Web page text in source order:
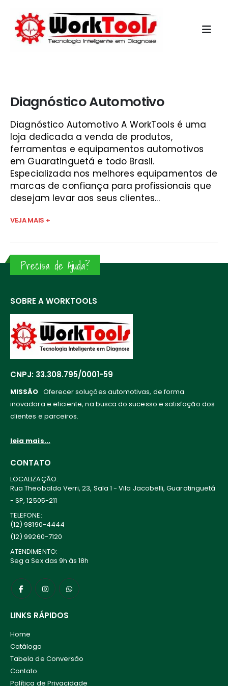
Diagnóstico Automotivo
Diagnóstico Automotivo A WorkTools é uma
loja dedicada a venda de produtos,
ferramentas e equipamentos automotivos
em Guaratinguetá e todo Brasil.
Especializada nos melhores equipamentos de
marcas de confiança para profissionais que
desejam levar aos seus clientes...
VEJA MAIS +
Precisa de Ajuda?
SOBRE A WORKTOOLS
CNPJ: 33.308.795/0001-59
MISSÃO Oferecer soluções automotivas, de forma
inovadora e eficiente, na busca do sucesso e satisfação dos
clientes e parceiros.
leia mais...
CONTATO
LOCALIZAÇÃO:
Rua Theobaldo Verri, 23, Sala 1 - Vila Jacobelli, Guaratinguetá
- SP, 12505-211
TELEFONE:
(12) 98190-4444
(12) 99260-7120
ATENDIMENTO:
Seg a Sex das 9h às 18h
LINKS RÁPIDOS
Home
Catálogo
Tabela de Conversão
Contato
Política de Privacidade